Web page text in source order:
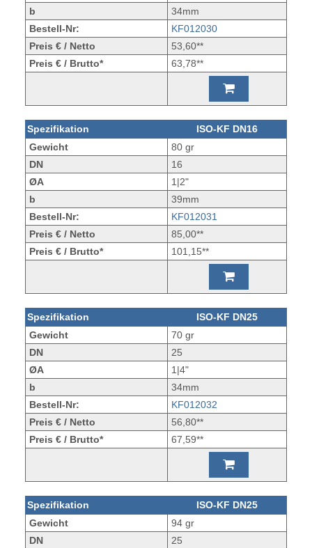
b
34mm
Bestell-Nr:
KF012030
Preis € / Netto
53,60**
Preis € / Brutto*
63,78**
Spezifikation
ISO-KF DN16
Gewicht
80 gr
DN
16
ØA
1|2"
b
39mm
Bestell-Nr:
KF012031
Preis € / Netto
85,00**
Preis € / Brutto*
101,15**
Spezifikation
ISO-KF DN25
Gewicht
70 gr
DN
25
ØA
1|4"
b
34mm
Bestell-Nr:
KF012032
Preis € / Netto
56,80**
Preis € / Brutto*
67,59**
Spezifikation
ISO-KF DN25
Gewicht
94 gr
DN
25